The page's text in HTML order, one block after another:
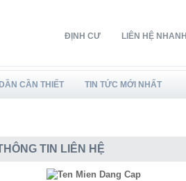
ĐỊNH CƯ LIÊN HỆ NHANH
CẦN THIẾT TIN TỨC MỚI NHẤT
TIN LIÊN HỆ